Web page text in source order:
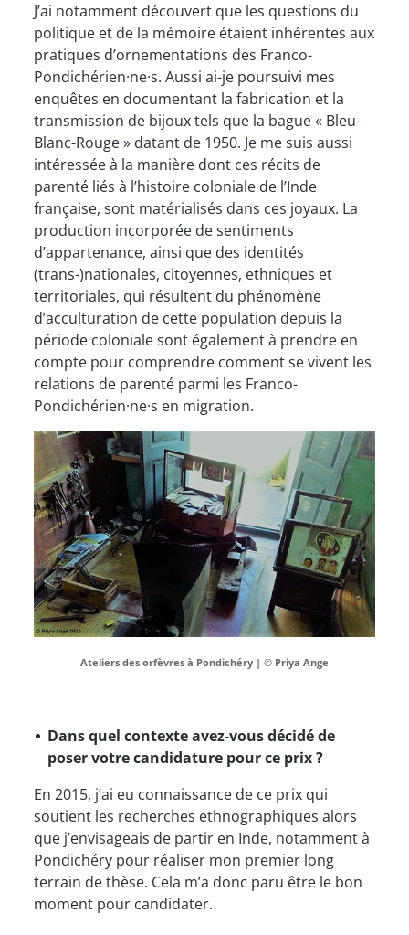
J’ai notamment découvert que les questions du
politique et de la mémoire étaient inhérentes aux
pratiques d’ornementations des Franco-
Pondichérien·ne·s. Aussi ai-je poursuivi mes
enquêtes en documentant la fabrication et la
transmission de bijoux tels que la bague « Bleu-
Blanc-Rouge » datant de 1950. Je me suis aussi
intéressée à la manière dont ces récits de
parenté liés à l’histoire coloniale de l’Inde
française, sont matérialisés dans ces joyaux. La
production incorporée de sentiments
d’appartenance, ainsi que des identités
(trans-)nationales, citoyennes, ethniques et
territoriales, qui résultent du phénomène
d’acculturation de cette population depuis la
période coloniale sont également à prendre en
compte pour comprendre comment se vivent les
relations de parenté parmi les Franco-
Pondichérien·ne·s en migration.
Ateliers des orfèvres à Pondichéry | © Priya Ange
Dans quel contexte avez-vous décidé de
poser votre candidature pour ce prix ?
En 2015, j’ai eu connaissance de ce prix qui
soutient les recherches ethnographiques alors
que j’envisageais de partir en Inde, notamment à
Pondichéry pour réaliser mon premier long
terrain de thèse. Cela m’a donc paru être le bon
moment pour candidater.